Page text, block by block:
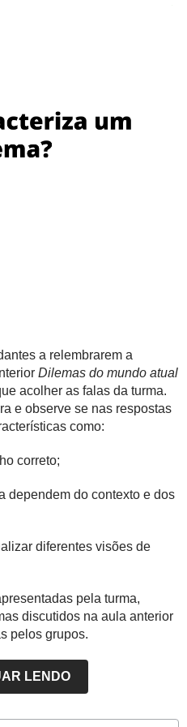
a relembrarem a
Dilemas do mundo atual
acolher as falas da turma.
e observe se nas respostas
como:
correto;
dependem do contexto e dos
diferentes visões de
pela turma,
discutidos na aula anterior
pelos grupos.
LENDO